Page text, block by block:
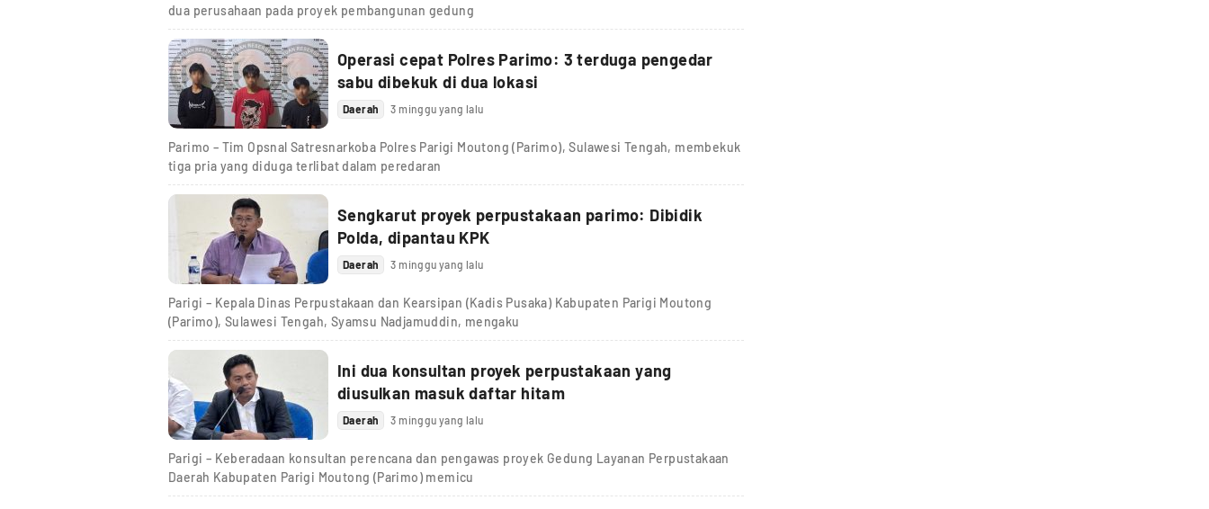
dua perusahaan pada proyek pembangunan gedung
Operasi cepat Polres Parimo: 3 terduga pengedar
sabu dibekuk di dua lokasi
Daerah 3 minggu yang lalu
Parimo – Tim Opsnal Satresnarkoba Polres Parigi Moutong (Parimo), Sulawesi Tengah, membekuk
tiga pria yang diduga terlibat dalam peredaran
Sengkarut proyek perpustakaan parimo: Dibidik
Polda, dipantau KPK
Daerah 3 minggu yang lalu
Parigi – Kepala Dinas Perpustakaan dan Kearsipan (Kadis Pusaka) Kabupaten Parigi Moutong
(Parimo), Sulawesi Tengah, Syamsu Nadjamuddin, mengaku
Ini dua konsultan proyek perpustakaan yang
diusulkan masuk daftar hitam
Daerah 3 minggu yang lalu
Parigi – Keberadaan konsultan perencana dan pengawas proyek Gedung Layanan Perpustakaan
Daerah Kabupaten Parigi Moutong (Parimo) memicu